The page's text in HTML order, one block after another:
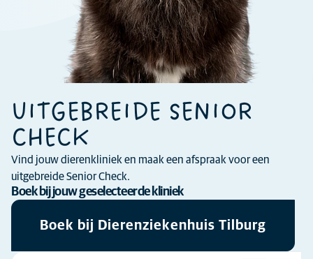
UITGEBREIDE SENIOR
CHECK
Vind jouw dierenkliniek en maak een afspraak voor een
uitgebreide Senior Check.
Boek bij jouw geselecteerde kliniek
Boek bij Dierenziekenhuis Tilburg